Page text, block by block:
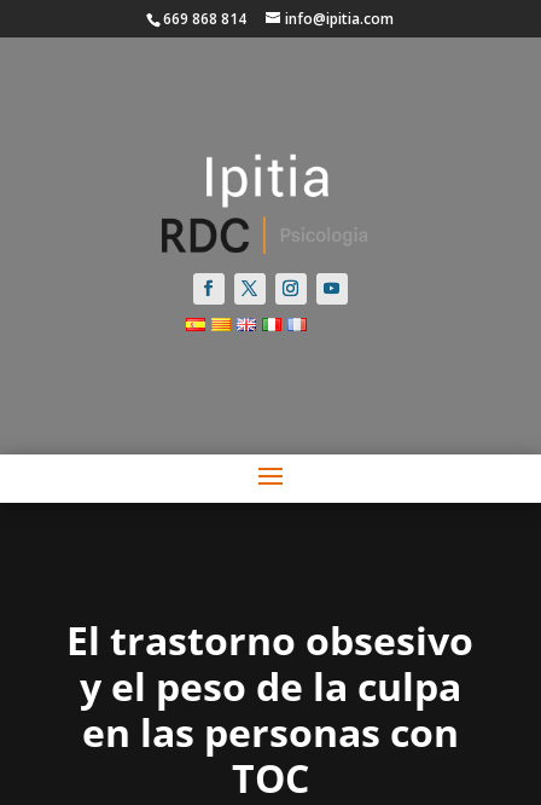
669 868 814 info@ipitia.com
El trastorno obsesivo
y el peso de la culpa
en las personas con
TOC